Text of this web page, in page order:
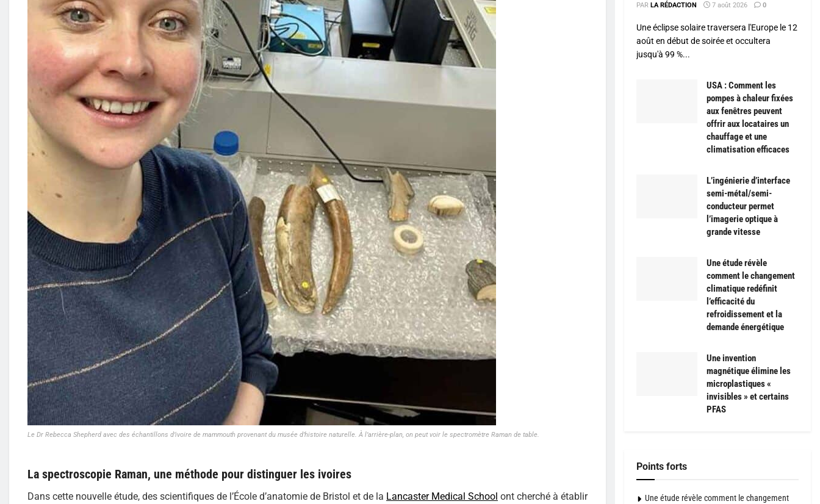
Le Dr Rebecca Shepherd avec des échantillons d’ivoire de mammouth provenant du musée d’histoire naturelle. À l’arrière-plan, on peut voir le spectromètre Raman de table.
La spectroscopie Raman, une méthode pour distinguer les ivoires
Dans cette nouvelle étude, des scientifiques de l’École d’anatomie de Bristol et de la Lancaster Medical School ont cherché à établir
PAR LA RÉDACTION 7 août 2026 0
Une éclipse solaire traversera l'Europe le 12
août en début de soirée et occultera
jusqu'à 99 %...
USA : Comment les
pompes à chaleur fixées
aux fenêtres peuvent
offrir aux locataires un
chauffage et une
climatisation efficaces
L’ingénierie d’interface
semi-métal/semi-
conducteur permet
l’imagerie optique à
grande vitesse
Une étude révèle
comment le changement
climatique redéfinit
l’efficacité du
refroidissement et la
demande énergétique
Une invention
magnétique élimine les
microplastiques «
invisibles » et certains
PFAS
Points forts
Une étude révèle comment le changement